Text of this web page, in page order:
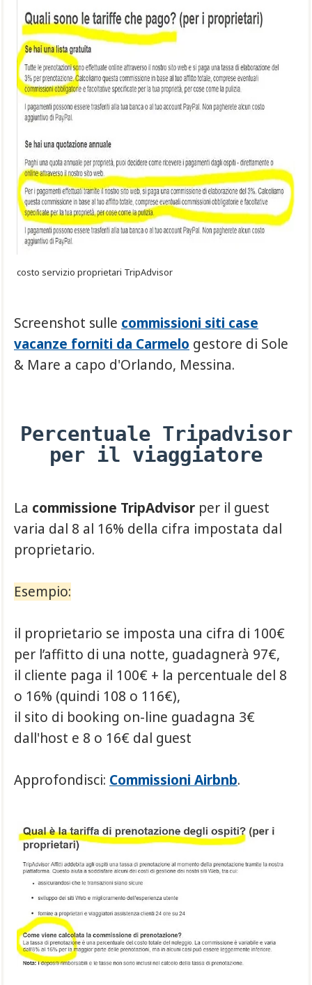
costo servizio proprietari TripAdvisor
Screenshot sulle commissioni siti case
vacanze forniti da Carmelo gestore di Sole
& Mare a capo d'Orlando, Messina.
Percentuale Tripadvisor
per il viaggiatore
La commissione TripAdvisor per il guest
varia dal 8 al 16% della cifra impostata dal
proprietario.
Esempio:
il proprietario se imposta una cifra di 100€
per l’affitto di una notte, guadagnerà 97€,
il cliente paga il 100€ + la percentuale del 8
o 16% (quindi 108 o 116€),
il sito di booking on-line guadagna 3€
dall'host e 8 o 16€ dal guest
Approfondisci: Commissioni Airbnb.